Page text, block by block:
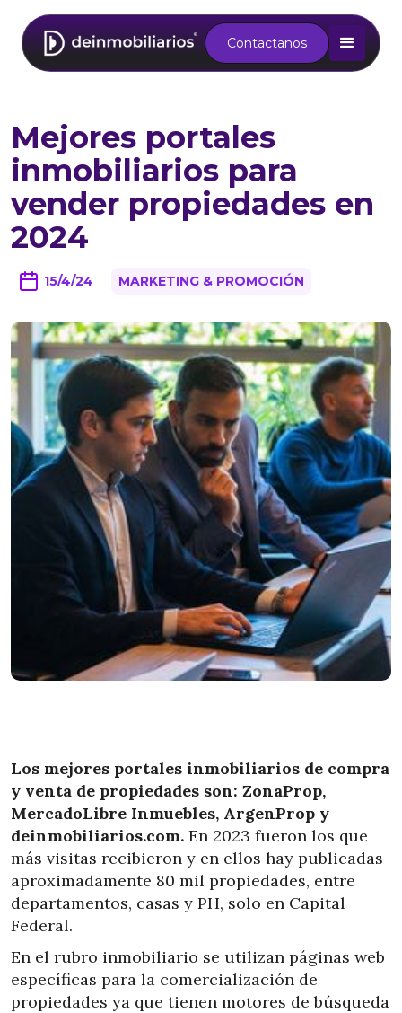
Mejores portales
inmobiliarios para
vender propiedades en
2024
15/4/24 MARKETING & PROMOCIÓN
Contactanos
Los mejores portales inmobiliarios de compra
y venta de propiedades son: ZonaProp,
MercadoLibre Inmuebles, ArgenProp y
deinmobiliarios.com. En 2023 fueron los que
más visitas recibieron y en ellos hay publicadas
aproximadamente 80 mil propiedades, entre
departamentos, casas y PH, solo en Capital
Federal.
En el rubro inmobiliario se utilizan páginas web
específicas para la comercialización de
propiedades ya que tienen motores de búsqueda